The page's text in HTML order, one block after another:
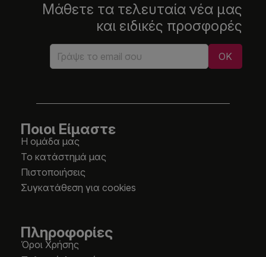
Μάθετε τα τελευταία νέα μας
και ειδικές προσφορές
Ποιοι Είμαστε
Η ομάδα μας
Το κατάστημά μας
Πιστοποιήσεις
Συγκατάθεση για cookies
Πληροφορίες
Όροι Χρήσης